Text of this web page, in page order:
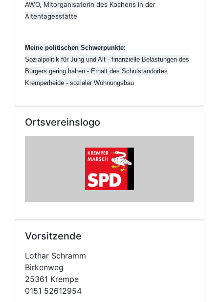
Ortsvereinslogo
Vorsitzende
Lothar Schramm
Birkenweg
25361 Krempe
0151 52612954
AWO, Mitorganisatorin des Kochens in der
Altentagesstätte
Meine politischen Schwerpunkte:
Sozialpolitik für Jung und Alt - finanzielle Belastungen des
Bürgers gering halten - Erhalt des Schulstandortes
Kremperheide - sozialer Wohnungsbau